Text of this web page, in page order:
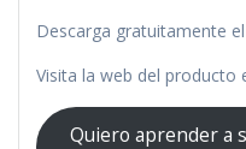
Descarga gratuitamente
Visita la web del producto
Quiero aprender a